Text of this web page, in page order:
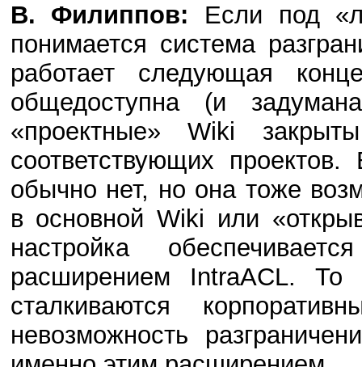
В. Филиппов: Если под
понимается система
работает следующая
общедоступна (и
«проектные» Wiki
соответствующих
обычно нет, но она тоже
в основной Wiki или
настройка
расширением IntraACL. То
сталкиваются
невозможность